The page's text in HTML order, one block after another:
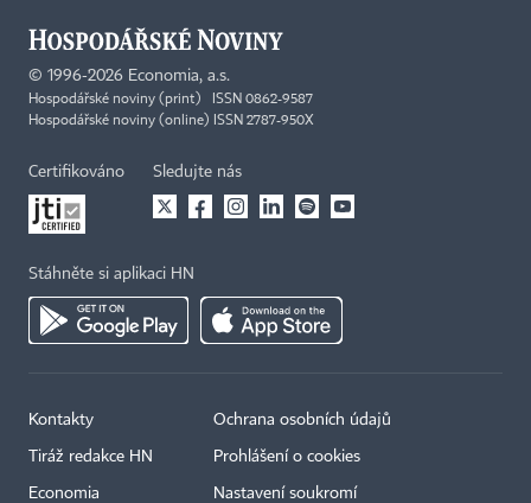
© 1996-2026 Economia, a.s.
Hospodářské noviny (print) ISSN 0862-9587
Hospodářské noviny (online) ISSN 2787-950X
Certifikováno Sledujte nás
Stáhněte si aplikaci HN
Kontakty
Tiráž redakce HN
Economia
Ochrana osobních údajů
Prohlášení o cookies
Nastavení soukromí